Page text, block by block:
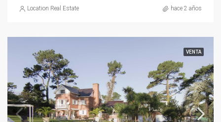
Location Real Estate hace 2 años
VENTA